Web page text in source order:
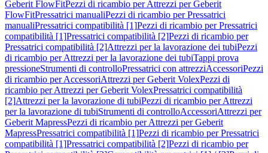
Geberit FlowFitPezzi di ricambio per Attrezzi per Geberit
FlowFitPressatrici manualiPezzi di ricambio per Pressatrici
manualiPressatrici compatibilità [1]Pezzi di ricambio per Pressatrici
compatibilità [1]Pressatrici compatibilità [2]Pezzi di ricambio per
Pressatrici compatibilità [2]Attrezzi per la lavorazione dei tubiPezzi
di ricambio per Attrezzi per la lavorazione dei tubiTappi prova
pressioneStrumenti di controlloPressatrici con attrezziAccessoriPezzi
di ricambio per AccessoriAttrezzi per Geberit VolexPezzi di
ricambio per Attrezzi per Geberit VolexPressatrici compatibilità
[2]Attrezzi per la lavorazione di tubiPezzi di ricambio per Attrezzi
per la lavorazione di tubiStrumenti di controlloAccessoriAttrezzi per
Geberit MapressPezzi di ricambio per Attrezzi per Geberit
MapressPressatrici compatibilità [1]Pezzi di ricambio per Pressatrici
compatibilità [1]Pressatrici compatibilità [2]Pezzi di ricambio per